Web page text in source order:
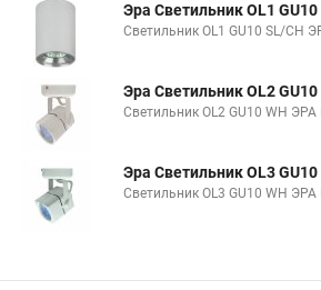
Эра Светильник OL1
Светильник OL1 GU10 SL/CH
Эра Светильник OL2
Светильник OL2 GU10 WH
Эра Светильник OL3
Светильник OL3 GU10 WH